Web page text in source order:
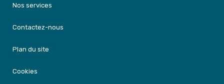
Nos services
Contactez-nous
Plan du site
Cookies